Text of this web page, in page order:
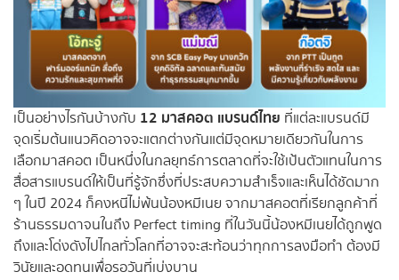
เป็นอย่างไรกันบ้างกับ 12 มาสคอต แบรนด์ไทย ที่แต่ละแบรนด์มี
จุดเริ่มต้นแนวคิดอาจจะแตกต่างกันแต่มีจุดหมายเดียวกันในการ
เลือกมาสคอต เป็นหนึ่งในกลยุทธ์การตลาดที่จะใช้เป้นตัวแทนในการ
สื่อสารแบรนด์ให้เป็นที่รู้จักซึ่งที่ประสบความสำเร็จและเห็นได้ชัดมาก
ๆ ในปี 2024 ก็คงหนีไม่พ้นน้องหมีเนย จากมาสคอตที่เรียกลูกค้าที่
ร้านธรรมดาจนในถึง Perfect timing ที่ในวันนี้น้องหมีเนยได้ถูกพูด
ถึงและโด่งดังไปไกลทั่วโลกที่อาจจะสะท้อนว่าทุกการลงมือทำ ต้องมี
วินัยและอดทนเพื่อรอวันที่เบ่งบาน